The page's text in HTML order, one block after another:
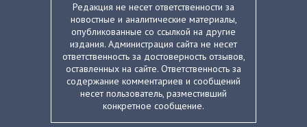
Редакция не несет ответственности за
новостные и аналитические материалы,
опубликованные со ссылкой на другие
издания. Администрация сайта не несет
ответственность за достоверность отзывов,
оставленных на сайте. Ответственность за
содержание комментариев и сообщений
несет пользователь, разместивший
конкретное сообщение.